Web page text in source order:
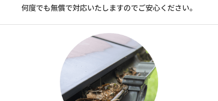
何度でも無償で対応いたしますのでご安心ください。